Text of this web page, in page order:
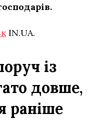
IN.UA.
із
довше,
раніше